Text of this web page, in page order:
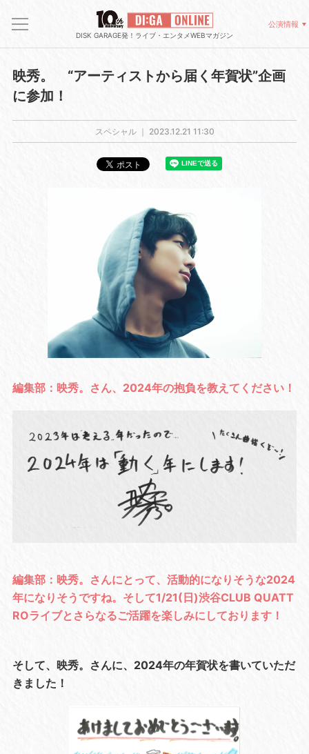
DISK GARAGE発！ライブ・エンタメWEBマガジン
公演情報
映秀。 “アーティストから届く年賀状”企画
に参加！
スペシャル ｜ 2023.12.21 11:30
編集部：映秀。さん、2024年の抱負を教えてください！
編集部：映秀。さんにとって、活動的になりそうな2024
年になりそうですね。そして1/21(日)渋谷CLUB QUATT
ROライブとさらなるご活躍を楽しみにしております！
そして、映秀。さんに、2024年の年賀状を書いていただ
きました！